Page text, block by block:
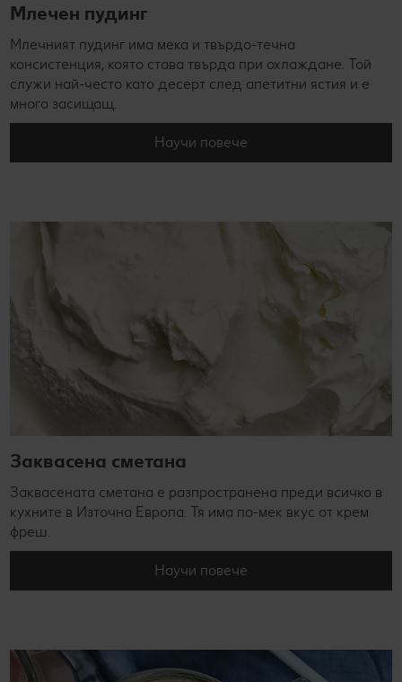
Млечен пудинг
Млечният пудинг има мека и твърдо-течна
консистенция, която става твърда при охлаждане. Той
служи най-често като десерт след апетитни ястия и е
много засищащ.
Научи повече
Заквасена сметана
Заквасената сметана е разпространена преди всичко в
кухните в Източна Европа. Тя има по-мек вкус от крем
фреш.
Научи повече